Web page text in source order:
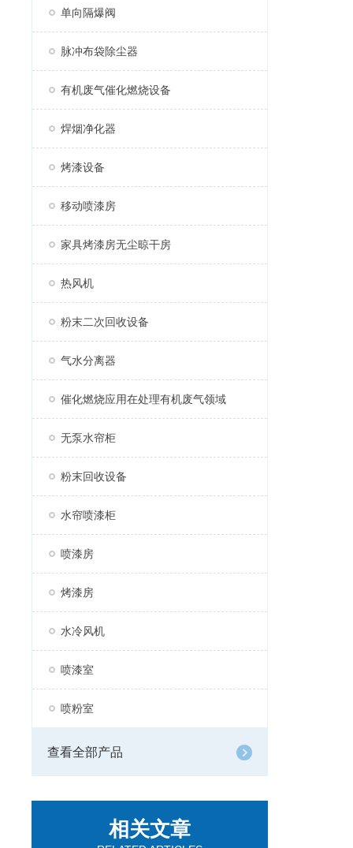
单向隔爆阀
脉冲布袋除尘器
有机废气催化燃烧设备
焊烟净化器
烤漆设备
移动喷漆房
家具烤漆房无尘晾干房
热风机
粉末二次回收设备
气水分离器
催化燃烧应用在处理有机废气领域
无泵水帘柜
粉末回收设备
水帘喷漆柜
喷漆房
烤漆房
水冷风机
喷漆室
喷粉室
查看全部产品
相关文章